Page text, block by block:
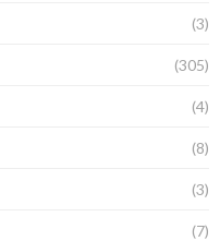
(3)
(305)
(4)
(8)
(3)
(7)